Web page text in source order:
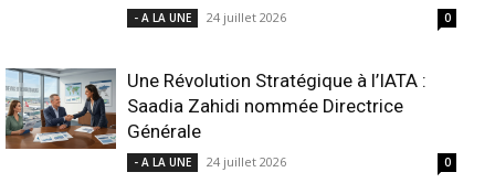
- A LA UNE 24 juillet 2026 0
Une Révolution Stratégique à l’IATA :
Saadia Zahidi nommée Directrice
Générale
- A LA UNE 24 juillet 2026 0